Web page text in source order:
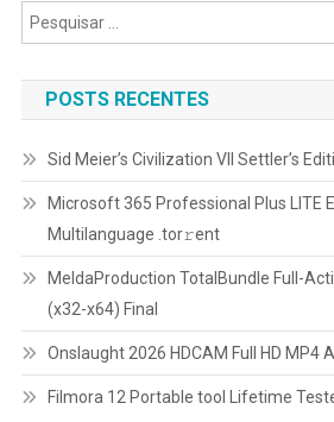
POSTS RECENTES
Sid Meier’s Civilization VII Settler’s
Microsoft 365 Professional Plus LITE
Multilanguage .tоr𝚛еnt
MeldaProduction TotalBundle Full-
(x32-x64) Final
Onslaught 2026 HDCAM Full HD MP4
Filmora 12 Portable tool Lifetime